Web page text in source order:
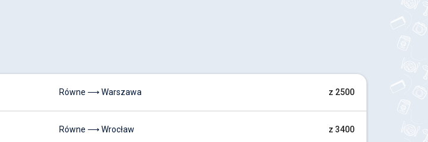
Równe ⟶ Warszawa z 2500
Równe ⟶ Wrocław z 3400